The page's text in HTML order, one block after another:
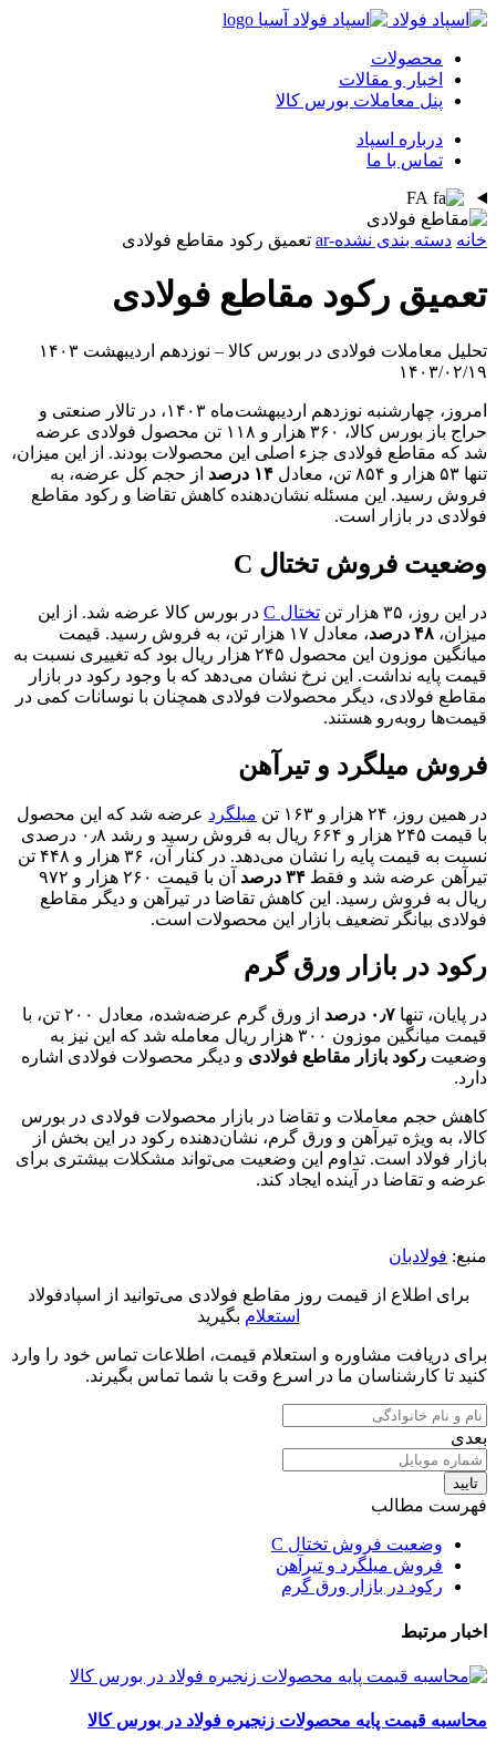
محصولات
اخبار و مقالات
پنل معاملات بورس کالا
درباره اسپاد
تماس با ما
FA
خانه دسته بندی نشده-ar تعمیق رکود مقاطع فولادی
تعمیق رکود مقاطع فولادی
تحلیل معاملات فولادی در بورس کالا – نوزدهم اردیبهشت ۱۴۰۳
۱۴۰۳/۰۲/۱۹
امروز، چهارشنبه نوزدهم اردیبهشت‌ماه ۱۴۰۳، در تالار صنعتی و
حراج باز بورس کالا، ۳۶۰ هزار و ۱۱۸ تن محصول فولادی عرضه
شد که مقاطع فولادی جزء اصلی این محصولات بودند. از این میزان،
تنها ۵۳ هزار و ۸۵۴ تن، معادل
۱۴ درصد
از حجم کل عرضه، به
فروش رسید. این مسئله نشان‌دهنده کاهش تقاضا و رکود مقاطع
فولادی در بازار است.
وضعیت فروش تختال C
در این روز، ۳۵ هزار تن تختال C
در بورس کالا عرضه شد. از این
میزان، ۴۸ درصد
، معادل ۱۷ هزار تن، به فروش رسید. قیمت
میانگین موزون این محصول ۲۴۵ هزار ریال بود که تغییری نسبت به
قیمت پایه نداشت. این نرخ نشان می‌دهد که با وجود رکود در بازار
مقاطع فولادی، دیگر محصولات فولادی همچنان با نوسانات کمی در
قیمت‌ها روبه‌رو هستند.
فروش میلگرد و تیرآهن
در همین روز، ۲۴ هزار و ۱۶۳ تن میلگرد عرضه شد که این محصول
با قیمت ۲۴۵ هزار و ۶۶۴ ریال به فروش رسید و رشد ۰٫۸ درصدی
نسبت به قیمت پایه را نشان می‌دهد. در کنار آن، ۳۶ هزار و ۴۴۸ تن
تیرآهن عرضه شد و فقط ۳۴ درصد
آن با قیمت ۲۶۰ هزار و ۹۷۲
ریال به فروش رسید. این کاهش تقاضا در تیرآهن و دیگر مقاطع
فولادی بیانگر تضعیف بازار این محصولات است.
رکود در بازار ورق گرم
در پایان، تنها ۰٫۷ درصد
از ورق گرم عرضه‌شده، معادل ۲۰۰ تن، با
قیمت میانگین موزون ۳۰۰ هزار ریال معامله شد که این نیز به
وضعیت رکود بازار مقاطع فولادی و دیگر محصولات فولادی اشاره
دارد.
کاهش حجم معاملات و تقاضا در بازار محصولات فولادی در بورس
کالا، به ویژه تیرآهن و ورق گرم، نشان‌دهنده رکود در این بخش از
بازار فولاد است. تداوم این وضعیت می‌تواند مشکلات بیشتری برای
عرضه و تقاضا در آینده ایجاد کند.
منبع: فولادبان
برای اطلاع از قیمت روز مقاطع فولادی می‌توانید از اسپادفولاد
استعلام بگیرید
برای دریافت مشاوره و استعلام قیمت، اطلاعات تماس خود را وارد
کنید تا کارشناسان ما در اسرع وقت با شما تماس بگیرند.
بعدی
تایید
فهرست مطالب
وضعیت فروش تختال C
فروش میلگرد و تیرآهن
رکود در بازار ورق گرم
اخبار مرتبط
محاسبه قیمت پایه محصولات زنجیره فولاد در بورس کالا